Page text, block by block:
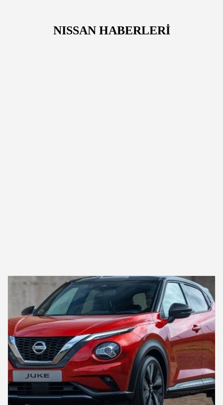
NISSAN HABERLERİ